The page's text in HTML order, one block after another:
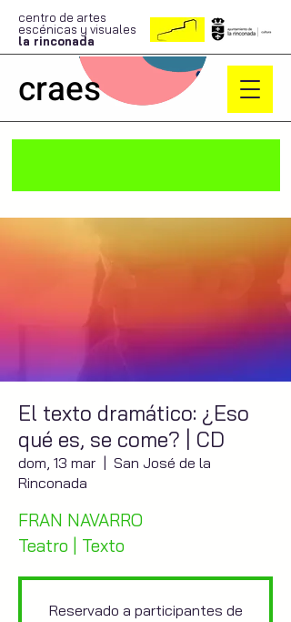
centro de artes
escénicas y visuales
la rinconada
craes
El texto dramático: ¿Eso
qué es, se come? | CD
dom, 13 mar
San José de la
Rinconada
FRAN NAVARRO
Teatro | Texto
Reservado a participantes de